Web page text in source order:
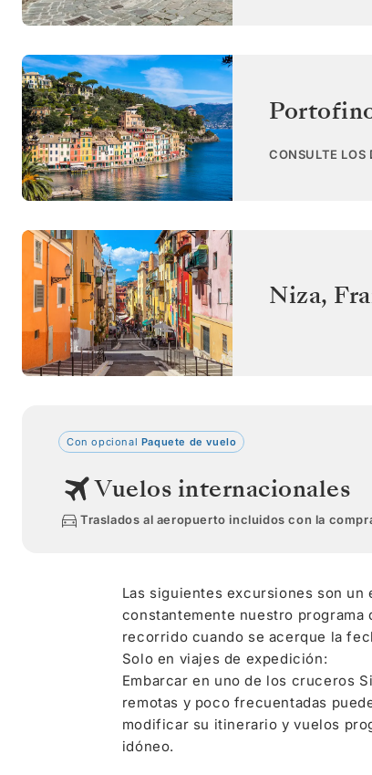
CONSULTE LOS
Niza,
Con opcional Paquete de vuelo
Vuelos internacionales
Traslados al aeropuerto incluidos con la
Las siguientes excursiones son un
constantemente nuestro
recorrido cuando se acerque la
Solo en viajes de expedición:
Embarcar en uno de los cruceros
remotas y poco frecuentadas
modificar su itinerario y vuelos
idóneo.